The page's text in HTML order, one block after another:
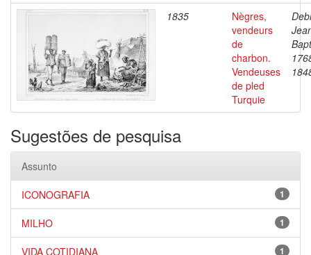
1835
Nègres,
vendeurs
de
charbon.
Vendeuses
de pled
Turquie
Sugestões de pesquisa
Assunto
1
ICONOGRAFIA
1
MILHO
1
VIDA COTIDIANA